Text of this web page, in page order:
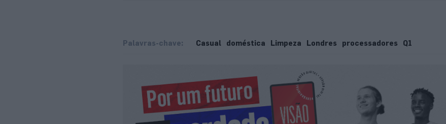
Palavras-chave: Casual doméstica Limpeza Londres processadores Q1